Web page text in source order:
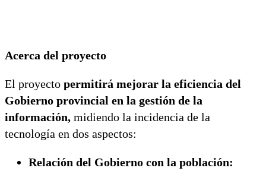
Acerca del proyecto
El proyecto permitirá mejorar la eficiencia del
Gobierno provincial en la gestión de la
información, midiendo la incidencia de la
tecnología en dos aspectos:
Relación del Gobierno con la población: